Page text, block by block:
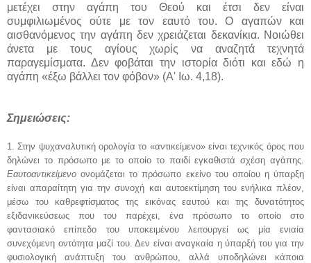
μετέχει στην αγάπη του Θεού και έτσι δεν είναι
συμφιλιωμένος ούτε με τον εαυτό του. Ο αγαπών και
αισθανόμενος την αγάπη δεν χρειάζεται δεκανίκια. Νοιώθει
άνετα με τους αγίους χωρίς να αναζητά τεχνητά
παραγεμίσματα. Δεν φοβάται την ιστορία διότι και εδώ η
αγάπη «έξω βάλλει τον φόβον» (Α' Ιω. 4,18).
Σημειώσεις:
1. Στην ψυχαναλυτική ορολογία το «αντικείμενο» είναι τεχνικός όρος που
δηλώνει το πρόσωπο με το οποίο το παιδί εγκαθιστά σχέση αγάπης.
Εαυτοαντικείμενο ονομάζεται το πρόσωπο εκείνο του οποίου η ύπαρξη
είναι απαραίτητη για την συνοχή και αυτοεκτίμηση του ενήλικα πλέον,
μέσω του καθρεφτίσματος της εικόνας εαυτού και της δυνατότητος
εξιδανικεύσεως που του παρέχει, ένα πρόσωπο το οποίο στο
φαντασιακό επίπεδο του υποκειμένου λειτουργεί ως μία ενιαία
συνεχόμενη οντότητα μαζί του. Δεν είναι αναγκαία η ύπαρξή του για την
φυσιολογική ανάπτυξη του ανθρώπου, αλλά υποδηλώνει κάποια